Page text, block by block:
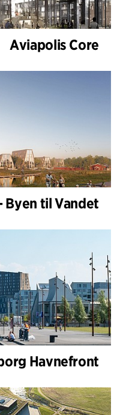
ved indgangen til
endnu et
på både det nye og
Aviapolis Core
Byen til Vandet
Havnefront